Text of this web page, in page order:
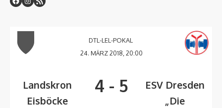
DTL-LEL-POKAL
24. MÄRZ 2018, 20:00
Landskron
Eisböcke
4 - 5
ESV Dresden
„Die